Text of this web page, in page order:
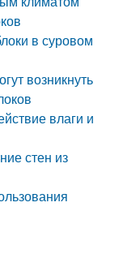
в суровом
возникнуть
влаги и
стен из